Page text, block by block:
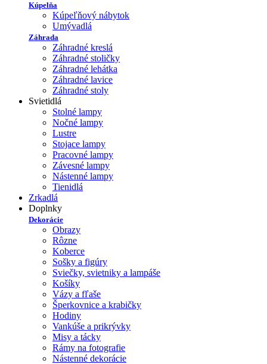
Kúpelňa
Kúpeľňový nábytok
Umývadlá
Záhrada
Záhradné kreslá
Záhradné stoličky
Záhradné lehátka
Záhradné lavice
Záhradné stoly
Svietidlá
Stolné lampy
Nočné lampy
Lustre
Stojace lampy
Pracovné lampy
Závesné lampy
Nástenné lampy
Tienidlá
Zrkadlá
Doplnky
Dekorácie
Obrazy
Rôzne
Koberce
Sošky a figúry
Sviečky, svietniky a lampáše
Košíky
Vázy a fľaše
Šperkovnice a krabičky
Hodiny
Vankúše a prikrývky
Misy a tácky
Rámy na fotografie
Nástenné dekorácie